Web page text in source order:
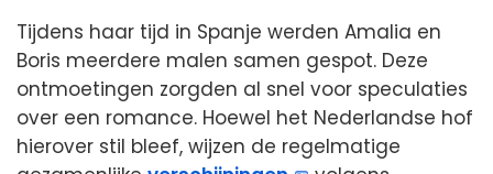
Tijdens haar tijd in Spanje werden Amalia en
Boris meerdere malen samen gespot. Deze
ontmoetingen zorgden al snel voor speculaties
over een romance. Hoewel het Nederlandse hof
hierover stil bleef, wijzen de regelmatige